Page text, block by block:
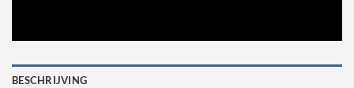
BESCHRIJVING